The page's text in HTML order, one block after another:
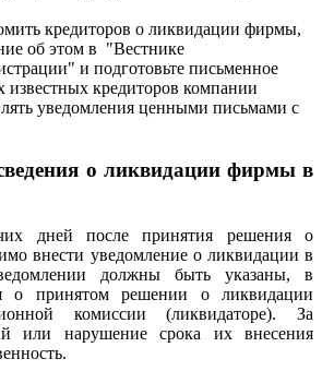
кредиторов о ликвидации фирмы,
об этом в "Вестнике
и подготовьте письменное
известных кредиторов компании
уведомления ценными письмами с
о ликвидации фирмы в
дней после принятия решения о
внести уведомление о ликвидации в
должны быть указаны, в
о принятом решении о ликвидации
комиссии (ликвидаторе). За
или нарушение срока их внесения